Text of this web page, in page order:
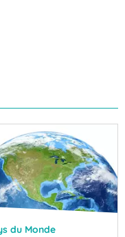
du Monde